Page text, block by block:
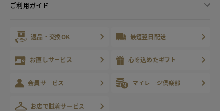
ご利用ガイド
返品・交換OK 最短翌日配送
お直しサービス 心を込めたギフト
会員サービス マイレージ倶楽部
お店で試着サービス